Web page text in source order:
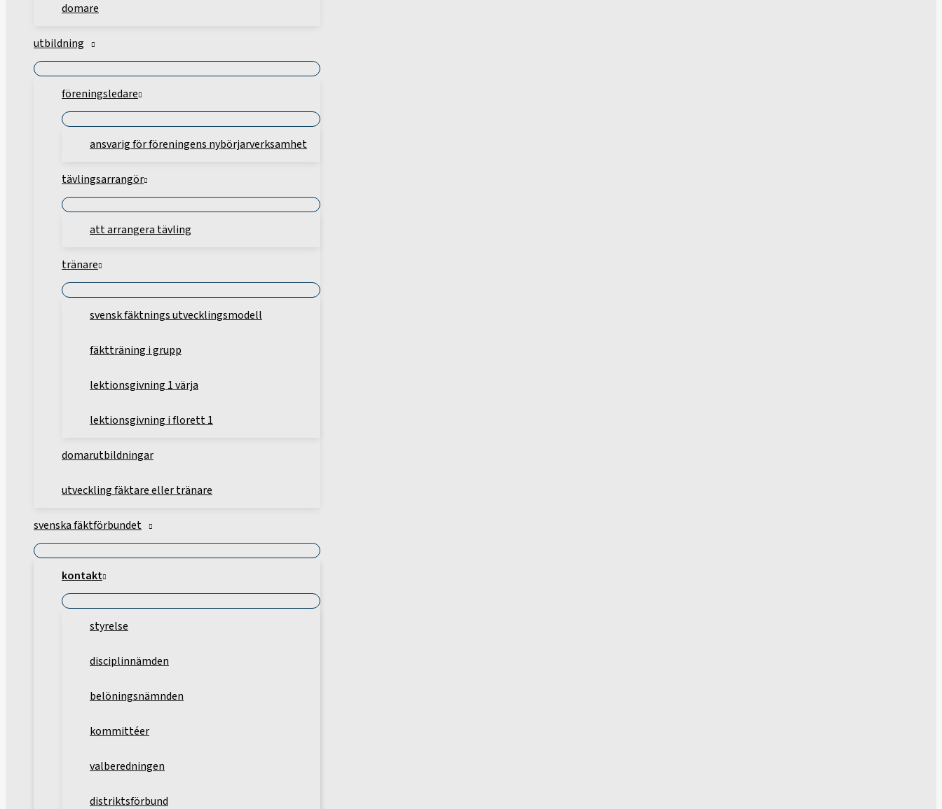
domare
utbildning
föreningsledare
ansvarig för föreningens nybörjarverksamhet
tävlingsarrangör
att arrangera tävling
tränare
svensk fäktnings utvecklingsmodell
fäktträning i grupp
lektionsgivning 1 värja
lektionsgivning i florett 1
domarutbildningar
utveckling fäktare eller tränare
svenska fäktförbundet
kontakt
styrelse
disciplinnämden
belöningsnämnden
kommittéer
valberedningen
distriktsförbund